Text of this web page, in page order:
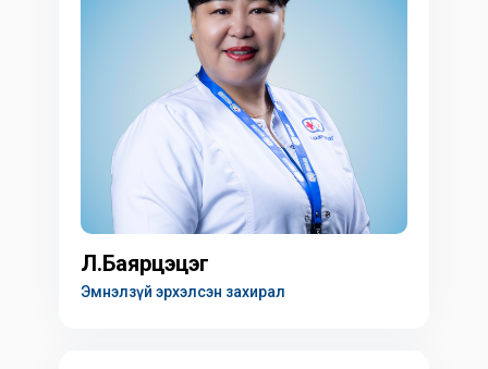
Л.Баярцэцэг
Эмнэлзүй эрхэлсэн захирал